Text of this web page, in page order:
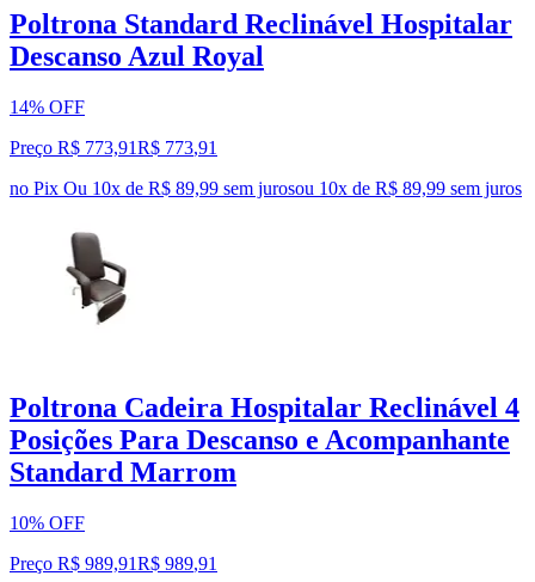
Poltrona Standard Reclinável Hospitalar
Descanso Azul Royal
14% OFF
Preço R$ 773,91R$ 773,91
no Pix Ou 10x de R$ 89,99 sem jurosou 10x de R$ 89,99 sem juros
Poltrona Cadeira Hospitalar Reclinável 4
Posições Para Descanso e Acompanhante
Standard Marrom
10% OFF
Preço R$ 989,91R$ 989,91